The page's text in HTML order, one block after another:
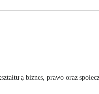
biznes, prawo oraz